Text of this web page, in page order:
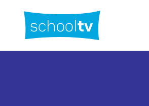
hoofdinhoud